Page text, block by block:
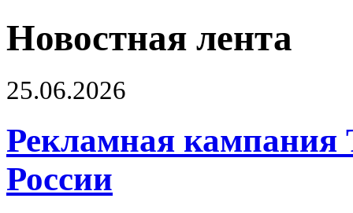
Новостная лента
25.06.2026
Рекламная кампания
России